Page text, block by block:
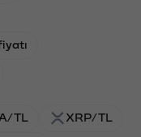
TL XRP/TL